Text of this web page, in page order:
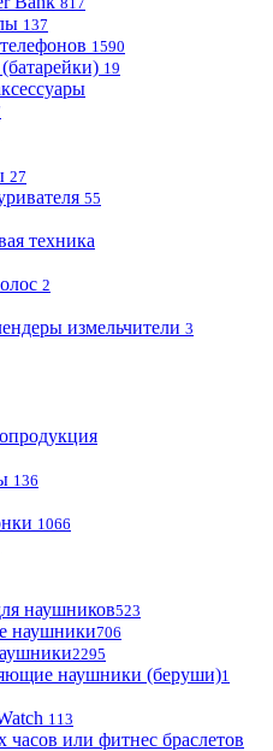
137
1590
19
27
55
техника
2
измельчители 3
136
1066
наушников523
наушники706
2295
наушники (беруши)1
113
или фитнес браслетов